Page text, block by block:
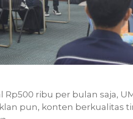
Rp500 ribu per bulan saja,
pun, konten berkualitas